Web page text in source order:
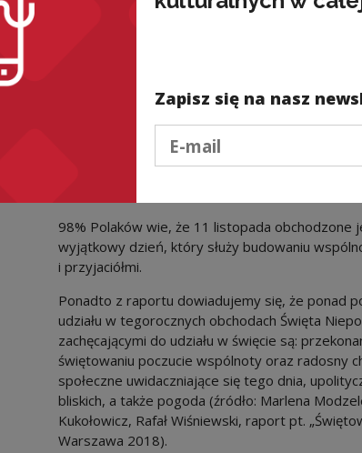
i wspólnotowy charakter obchodów świąt
Dyrektor Narodowego Centrum Kultury,
wskazują na wspólnototwórczy,
Zobacz
Więcej informacji
Wybrane wyniki badań nt. świętowania
98% Polaków wie, że 11 listopada obchodzone
wyjątkowy dzień, który służy budowaniu
i przyjaciółmi.
Ponadto z raportu dowiadujemy się, że ponad
udziału w tegorocznych obchodach Święta
zachęcającymi do udziału w święcie są:
świętowaniu poczucie wspólnoty oraz radosny
społeczne uwidaczniające się tego dnia,
bliskich, a także pogoda (źródło: Marlena
Kukołowicz, Rafał Wiśniewski, raport pt.
Warszawa 2018).
Zapisz się na nasz